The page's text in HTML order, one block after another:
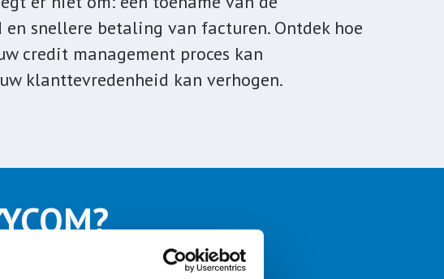
snellere betaling van facturen. Ontdek hoe
credit management proces kan
klanttevredenheid kan verhogen.